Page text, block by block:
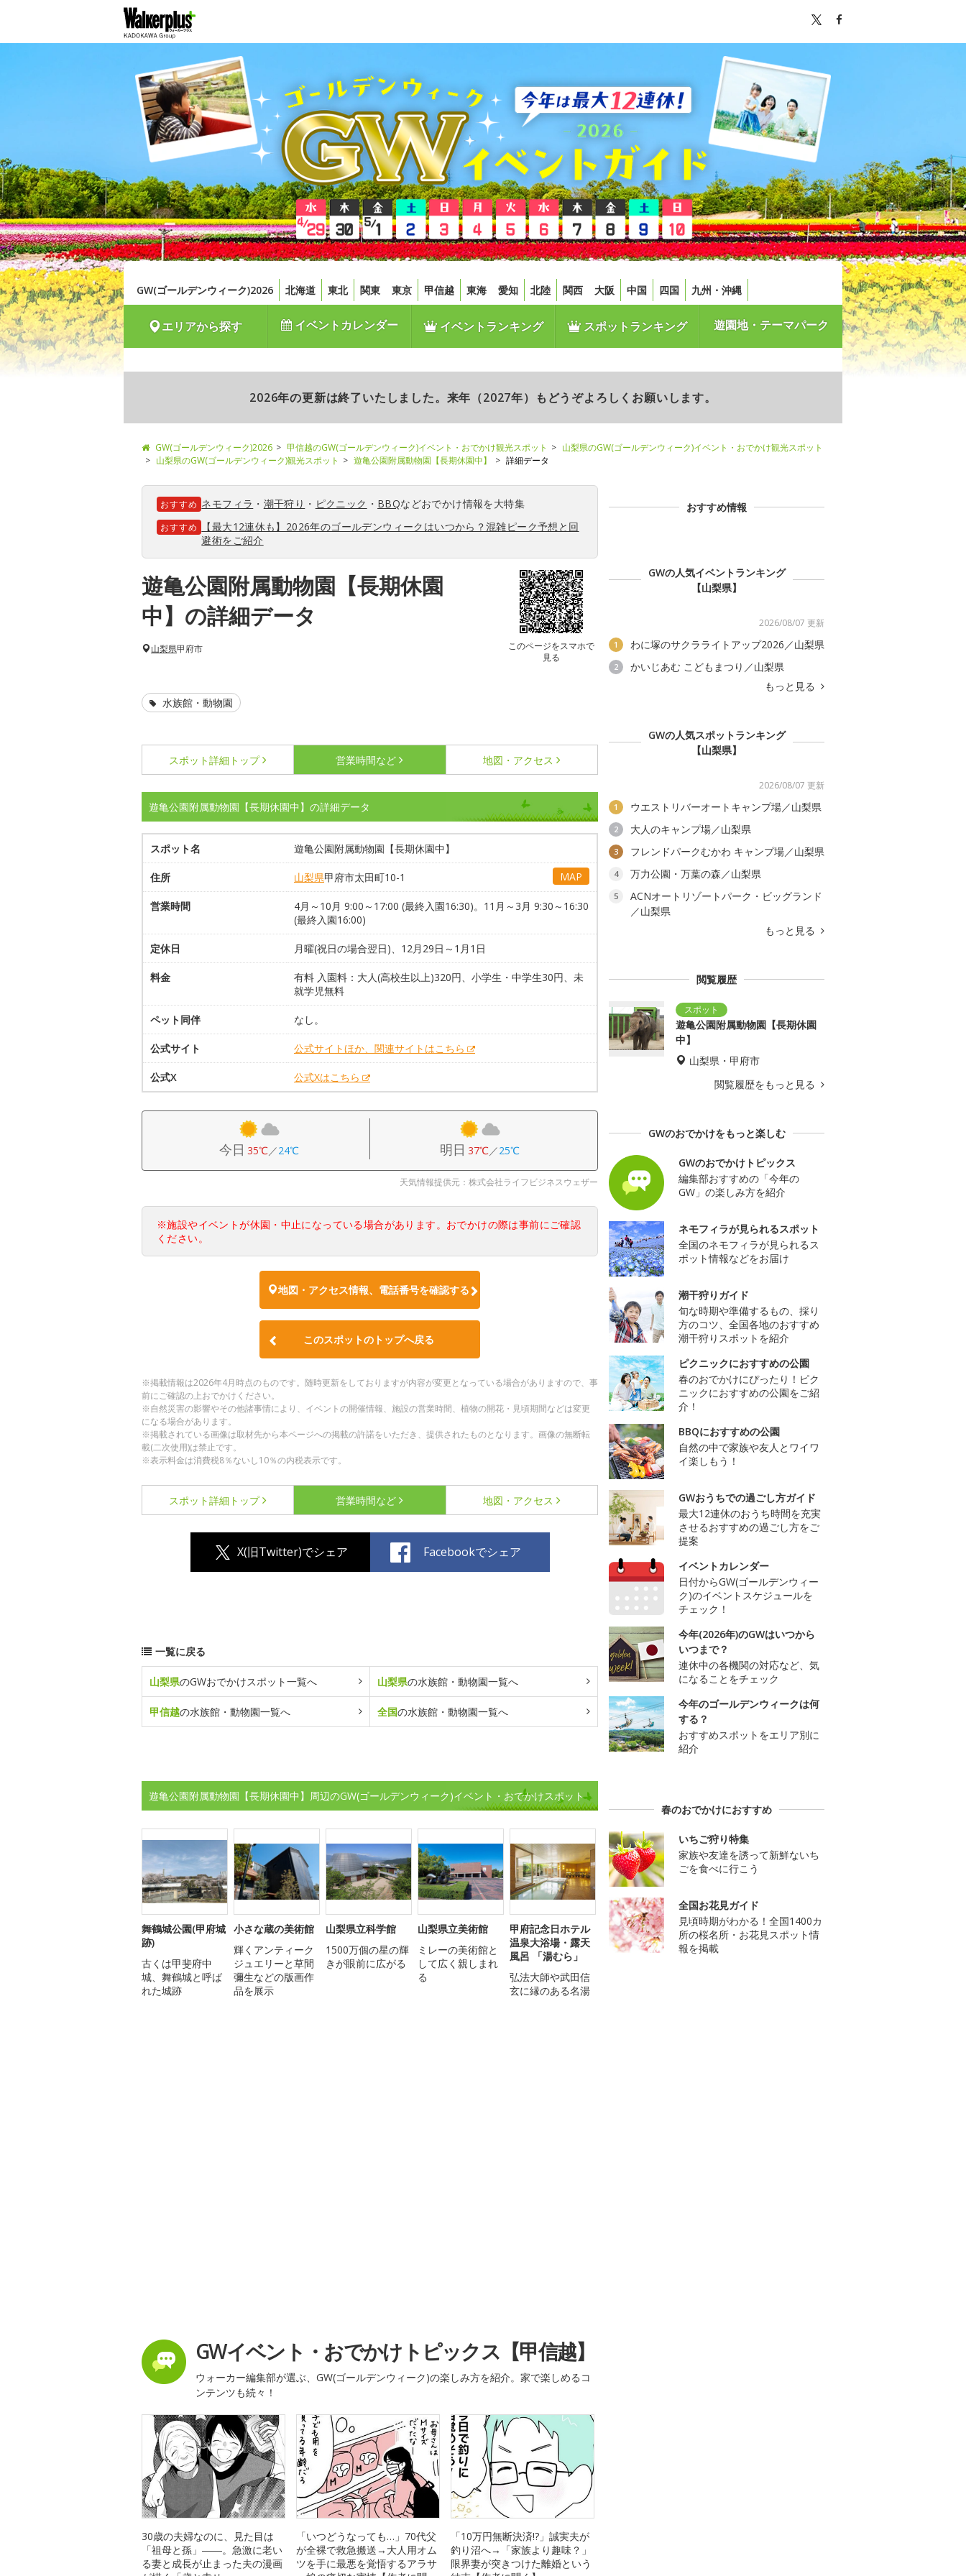
GW(ゴールデンウィーク)2026 北海道 東北 関東 東京 甲信越 東海 愛知 北陸 関西 大阪 中国 四国 九州・沖縄
エリアから探す イベントカレンダー イベントランキング スポットランキング 遊園地・テーマパーク
2026年の更新は終了いたしました。来年（2027年）もどうぞよろしくお願いします。
GW(ゴールデンウィーク)2026 甲信越のGW(ゴールデンウィーク)イベント・おでかけ観光スポット
山梨県のGW(ゴールデンウィーク)イベント・おでかけ観光スポット
山梨県のGW(ゴールデンウィーク)観光スポット
遊亀公園附属動物園【長期休園中】 詳細データ
おすすめ ネモフィラ ・ 潮干狩り ・ ピクニック ・ BBQなどおでかけ情報を大特集
おすすめ
【最大12連休も】2026年のゴールデンウィークはいつから？混雑ピーク予想と回
避術をご紹介
遊亀公園附属動物園【長期休園
中】の詳細データ
このページをスマホで
見る
山梨県甲府市
水族館・動物園
スポット詳細 トップ 営業時間など 地図・アクセス
遊亀公園附属動物園【長期休園中】の詳細データ
スポット名 遊亀公園附属動物園【長期休園中】
住所 山梨県甲府市太田町10-1 MAP
営業時間
4月～10月 9:00～17:00 (最終入園16:30)。11月～3月 9:30～16:30
(最終入園16:00)
定休日 月曜(祝日の場合翌日)、12月29日～1月1日
料金
有料 入園料：大人(高校生以上)320円、小学生・中学生30円、未
就学児無料
ペット同伴 なし。
公式サイト 公式サイトほか、関連サイトはこちら
公式X 公式Xはこちら
今日 35℃／24℃ 明日 37℃／25℃
天気情報提供元：株式会社ライフビジネスウェザー
※施設やイベントが休園・中止になっている場合があります。おでかけの際は事前にご確認
ください。
地図・アクセス情報、電話番号を確認する
このスポットのトップへ戻る
※掲載情報は2026年4月時点のものです。随時更新をしておりますが内容が変更となっている場合がありますので、事
前にご確認の上おでかけください。
※自然災害の影響やその他諸事情により、イベントの開催情報、施設の営業時間、植物の開花・見頃期間などは変更
になる場合があります。
※掲載されている画像は取材先から本ページへの掲載の許諾をいただき、提供されたものとなります。画像の無断転
載(二次使用)は禁止です。
※表示料金は消費税8％ないし10％の内税表示です。
スポット詳細 トップ 営業時間など 地図・アクセス
X(旧Twitter)でシェア Facebookでシェア
一覧に戻る
山梨県のGWおでかけスポット一覧へ 山梨県の水族館・動物園一覧へ
甲信越の水族館・動物園一覧へ 全国の水族館・動物園一覧へ
遊亀公園附属動物園【長期休園中】周辺のGW(ゴールデンウィーク)イベント・おでかけスポット
舞鶴城公園(甲府城
跡)
古くは甲斐府中
城、舞鶴城と呼ば
れた城跡
小さな蔵の美術館
輝くアンティーク
ジュエリーと草間
彌生などの版画作
品を展示
山梨県立科学館
1500万個の星の輝
きが眼前に広がる
山梨県立美術館
ミレーの美術館と
して広く親しまれ
る
甲府記念日ホテル
温泉大浴場・露天
風呂 「湯むら」
弘法大師や武田信
玄に縁のある名湯
GWイベント・おでかけトピックス【甲信越】
ウォーカー編集部が選ぶ、GW(ゴールデンウィーク)の楽しみ方を紹介。家で楽しめるコ
ンテンツも続々！
30歳の夫婦なのに、見た目は
「祖母と孫」――。急激に老い
る妻と成長が止まった夫の漫画
「いつどうなっても…」70代父
が全裸で救急搬送→大人用オム
ツを手に最悪を覚悟するアラサ
「10万円無断決済!?」誠実夫が
釣り沼へ→「家族より趣味？」
限界妻が突きつけた離婚という
おすすめ情報
GWの人気イベントランキング
【山梨県】
2026/08/07 更新
1 わに塚のサクラライトアップ2026／山梨県
2
かいじあむ こどもまつり／山梨県
もっと見る
GWの人気スポットランキング
【山梨県】
2026/08/07 更新
1 ウエストリバーオートキャンプ場／山梨県
2 大人のキャンプ場／山梨県
3 フレンドパークむかわ キャンプ場／山梨県
4 万力公園・万葉の森／山梨県
5
ACNオートリゾートパーク・ビッグランド
／山梨県
もっと見る
閲覧履歴
遊亀公園附属動物園【長期休園
中】
山梨県・甲府市
閲覧履歴をもっと見る
GWのおでかけをもっと楽しむ
GWのおでかけトピックス
編集部おすすめの「今年の
GW」の楽しみ方を紹介
ネモフィラが見られるスポット
全国のネモフィラが見られるス
ポット情報などをお届け
潮干狩りガイド
旬な時期や準備するもの、採り
方のコツ、全国各地のおすすめ
潮干狩りスポットを紹介
ピクニックにおすすめの公園
春のおでかけにぴったり！ピク
ニックにおすすめの公園をご紹
介！
BBQにおすすめの公園
自然の中で家族や友人とワイワ
イ楽しもう！
GWおうちでの過ごし方ガイド
最大12連休のおうち時間を充実
させるおすすめの過ごし方をご
提案
イベントカレンダー
日付からGW(ゴールデンウィー
ク)のイベントスケジュールを
チェック！
今年(2026年)のGWはいつから
いつまで？
連休中の各機関の対応など、気
になることをチェック
今年のゴールデンウィークは何
する？
おすすめスポットをエリア別に
紹介
春のおでかけにおすすめ
いちご狩り特集
家族や友達を誘って新鮮ないち
ごを食べに行こう
全国お花見ガイド
見頃時期がわかる！全国1400カ
所の桜名所・お花見スポット情
報を掲載